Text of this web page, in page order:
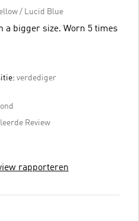
/ Lucid Blue
size. Worn 5 times
verdediger
Review
rapporteren